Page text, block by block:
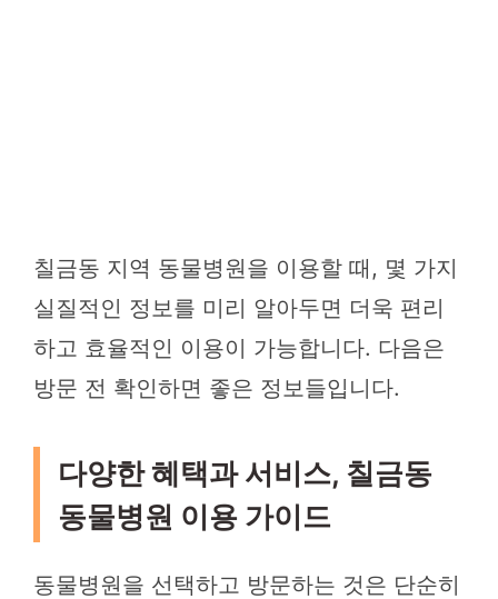
칠금동 지역 동물병원을 이용할 때, 몇 가지
실질적인 정보를 미리 알아두면 더욱 편리
하고 효율적인 이용이 가능합니다. 다음은
방문 전 확인하면 좋은 정보들입니다.
다양한 혜택과 서비스, 칠금동
동물병원 이용 가이드
동물병원을 선택하고 방문하는 것은 단순히